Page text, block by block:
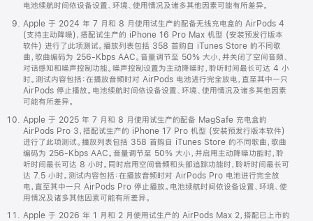
电池续航时间依设备设置、环境、使用情况及诸多其他因素可能有所差异。
Apple 于 2024 年 7 月和 8 月使用试生产的配备无线充电盒的 AirPods 4
(支持主动降噪)，搭配试生产的 iPhone 16 Pro Max 机型 (安装预发行版本
软件) 进行了此项测试。播放列表包括 358 首购自 iTunes Store 的不同歌
曲，歌曲编码为 256-Kbps AAC。音量调节至 50% 大小，并关闭了空间音频、
对话感知和噪声控制功能。噪声控制设置为主动降噪时，聆听时间最长可达 4 小
时。测试内容包括：在播放音频时对 AirPods 电池进行完全放电，直至其中一只
AirPods 停止播放。电池续航时间依设备设置、环境、使用情况及诸多其他因素
可能有所差异。
Apple 于 2025 年 7 月和 8 月使用试生产的配备 MagSafe 充电盒的
AirPods Pro 3，搭配试生产的 iPhone 17 Pro 机型 (安装预发行版本软件)
进行了此项测试。播放列表包括 358 首购自 iTunes Store 的不同歌曲，歌曲
编码为 256-Kbps AAC。音量调节至 50% 大小，并启用主动降噪功能时，聆
听时间最长可达 8 小时。同时启用空间音频和头部追踪功能时，聆听时间最长可
达 7.5 小时。测试内容包括：在播放音频时对 AirPods Pro 电池进行完全放
电，直至其中一只 AirPods Pro 停止播放。电池续航时间依设备设置、环境、使
用情况及诸多其他因素可能有所差异。
Apple 于 2026 年 1 月和 2 月使用试生产的 AirPods Max 2，搭配已上市的